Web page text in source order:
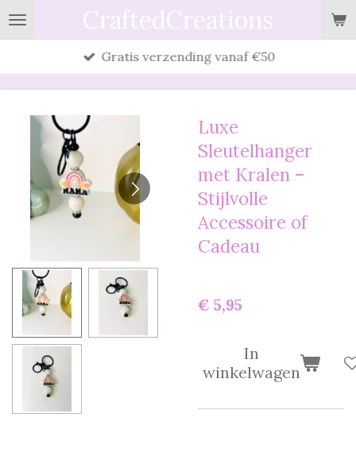
Ga
direct
CraftedCreations
Gratis verzending vanaf €50
Luxe
Sleutelhanger
met Kralen –
Stijlvolle
Accessoire of
Cadeau
€ 5,95
In
winkelwagen